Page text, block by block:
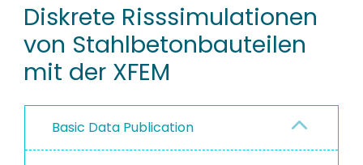
RESEARCH DATA
PEOPLE
PROJECTS
Diskrete Risssimulationen
von Stahlbetonbauteilen
mit der XFEM
Basic Data Publication